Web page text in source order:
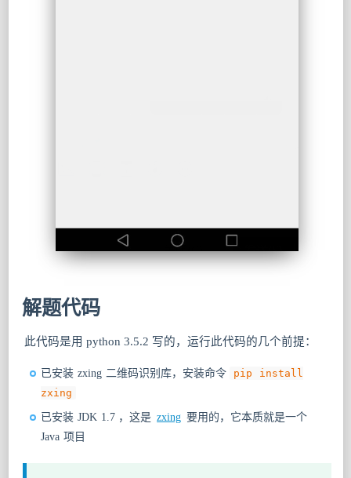
解题代码
此代码是用 python 3.5.2 写的，运行此代码的几个前提：
已安装 zxing 二维码识别库，安装命令
pip install
zxing
已安装 JDK 1.7 ，这是 zxing 要用的，它本质就是一个
Java 项目